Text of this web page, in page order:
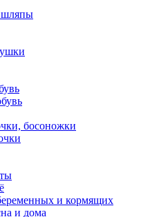
босоножки
и кормящих
и дома